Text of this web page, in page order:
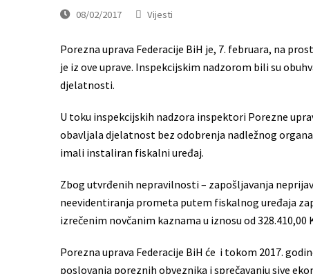
08/02/2017 Vijesti
Porezna uprava Federacije BiH je, 7. februara, na
je iz ove uprave. Inspekcijskim nadzorom bili su
djelatnosti.
U toku inspekcijskih nadzora inspektori Porezne
obavljala djelatnost bez odobrenja nadležnog
imali instaliran fiskalni uređaj.
Zbog utvrđenih nepravilnosti – zapošljavanja
neevidentiranja prometa putem fiskalnog uređaja
izrečenim novčanim kaznama u iznosu od 328.410,00
Porezna uprava Federacije BiH će i tokom 2017.
poslovanja poreznih obveznika i sprečavanju sive